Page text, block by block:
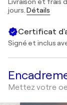
jours.Détails
Certificat
Signé et inclus
Mettez votre